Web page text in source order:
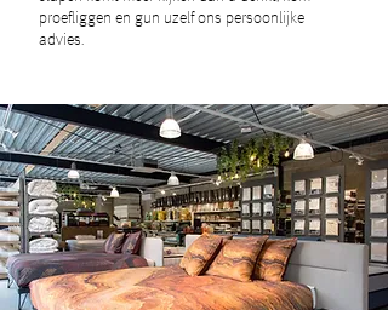
proefliggen en gun uzelf ons persoonlijke
advies.